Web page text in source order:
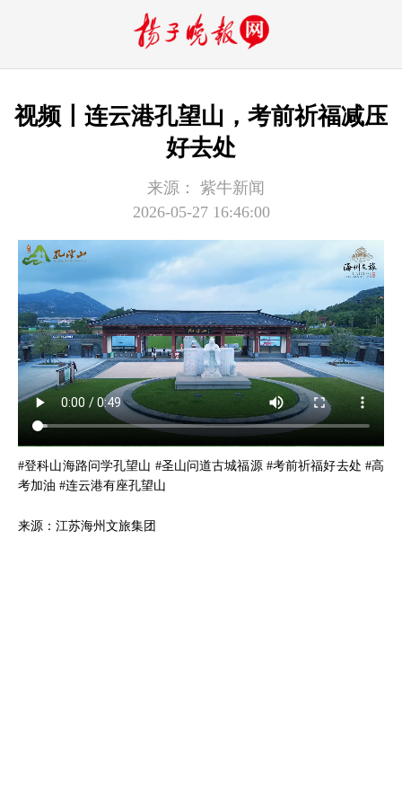
视频〡连云港孔望山，考前祈福减压
好去处
来源：
紫牛新闻
2026-05-27 16:46:00
#登科山海路问学孔望山 #圣山问道古城福源 #考前祈福好去处 #高
考加油 #连云港有座孔望山
来源：江苏海州文旅集团